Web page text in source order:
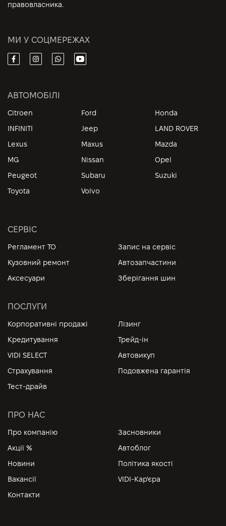
правовласника.
МИ У СОЦМЕРЕЖАХ
АВТОМОБІЛІ
Citroen Ford
Honda
INFINITI
Jeep
LAND ROVER
Lexus
Maxus
Mazda
MG
Nissan
Opel
Peugeot
Subaru
Suzuki
Toyota
Volvo
СЕРВІС
Регламент ТО
Запис на сервіс
Кузовний ремонт
Автозапчастини
Аксесуари
Зберігання шин
ПОСЛУГИ
Корпоративні продажі
Лізинг
Кредитування
Трейд-ін
VIDI SELECT
Автовикуп
Страхування
Подовжена гарантія
Тест-драйв
ПРО НАС
Про компанію
Засновники
Акції %
Автоблог
Новини
Політика якості
Вакансії
VIDI-Кар'єра
Контакти